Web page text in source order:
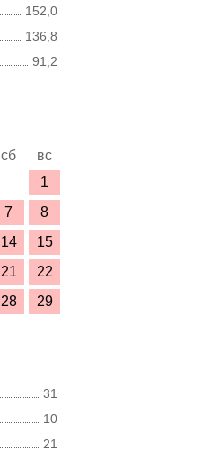
152,0
136,8
91,2
сб
вс
1
7
8
14
15
21
22
28
29
31
10
21